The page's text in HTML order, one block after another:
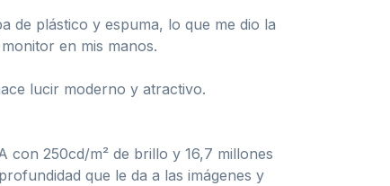
de plástico y espuma, lo que me dio la
en mis manos.
lucir moderno y atractivo.
con 250cd/m² de brillo y 16,7 millones
que le da a las imágenes y